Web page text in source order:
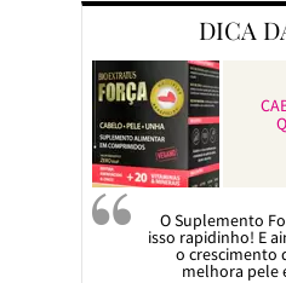
DICA
O Suplemento
isso rapidinho! E
o crescimento
melhora pele